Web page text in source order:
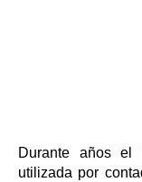
Durante años el
utilizada por